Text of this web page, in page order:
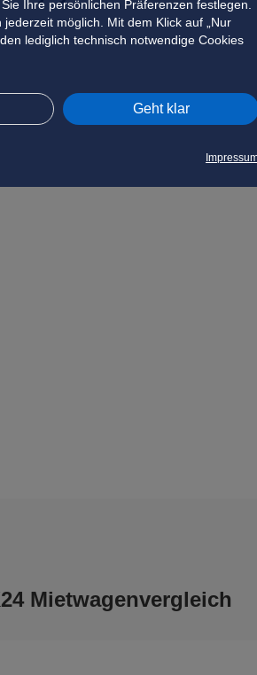
Ihre persönlichen Präferenzen festlegen.
möglich. Mit dem Klick auf „Nur
lediglich technisch notwendige Cookies
Geht klar
Mietwagenvergleich